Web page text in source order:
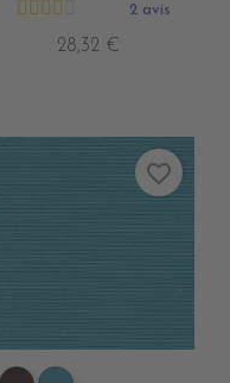
2 avis
28,32 €
favorite_border